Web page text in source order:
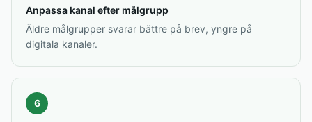
Anpassa kanal efter målgrupp
Äldre målgrupper svarar bättre på brev, yngre på
digitala kanaler.
6